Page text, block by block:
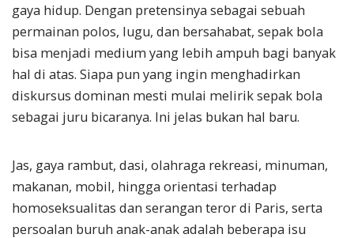
gaya hidup. Dengan pretensinya sebagai sebuah
permainan polos, lugu, dan bersahabat, sepak bola
bisa menjadi medium yang lebih ampuh bagi banyak
hal di atas. Siapa pun yang ingin menghadirkan
diskursus dominan mesti mulai melirik sepak bola
sebagai juru bicaranya. Ini jelas bukan hal baru.
Jas, gaya rambut, dasi, olahraga rekreasi, minuman,
makanan, mobil, hingga orientasi terhadap
homoseksualitas dan serangan teror di Paris, serta
persoalan buruh anak-anak adalah beberapa isu